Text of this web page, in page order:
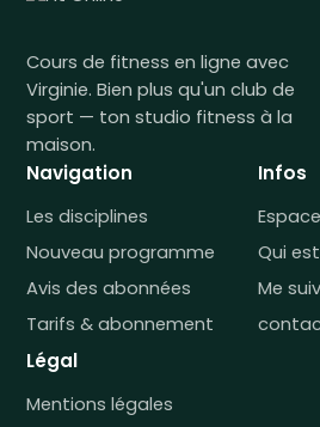
Cours de fitness en ligne avec
Virginie. Bien plus qu'un club de
sport — ton studio fitness à la
maison.
Navigation
Les disciplines
Nouveau programme
Avis des abonnées
Tarifs & abonnement
Infos
Qui
Me
Légal
Mentions légales